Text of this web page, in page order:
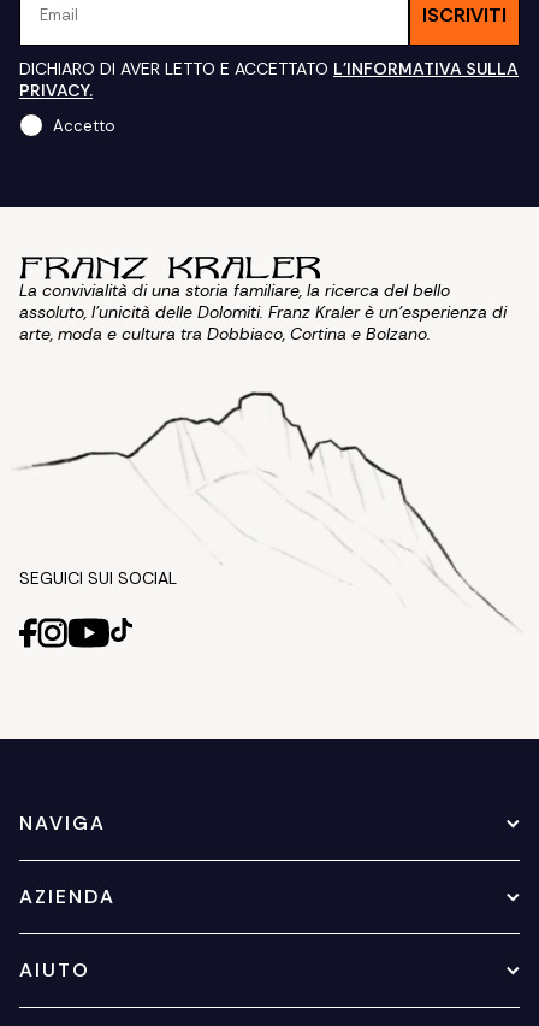
ISCRIVITI
DICHIARO DI AVER LETTO E ACCETTATO L'INFORMATIVA SULLA
PRIVACY.
Accetto
La convivialità di una storia familiare, la ricerca del bello
assoluto, l'unicità delle Dolomiti. Franz Kraler è un'esperienza di
arte, moda e cultura tra Dobbiaco, Cortina e Bolzano.
SEGUICI SUI SOCIAL
NAVIGA
AZIENDA
AIUTO